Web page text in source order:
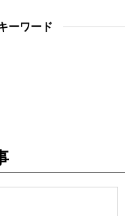
ーワード